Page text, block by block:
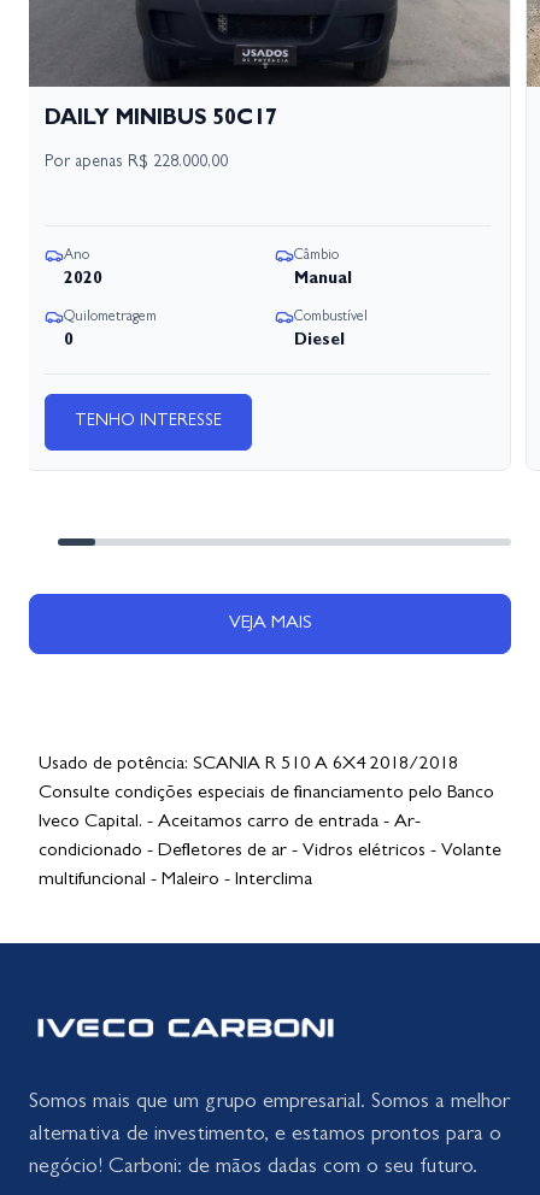
DAILY MINIBUS 50C17
Por apenas R$ 228.000,00
Ano
2020
Câmbio
Manual
Quilometragem
0
Combustível
Diesel
TENHO INTERESSE
VEJA MAIS
Usado de potência: SCANIA R 510 A 6X4 2018/2018
Consulte condições especiais de financiamento pelo Banco
Iveco Capital. - Aceitamos carro de entrada - Ar-
condicionado - Defletores de ar - Vidros elétricos - Volante
multifuncional - Maleiro - Interclima
Somos mais que um grupo empresarial. Somos a melhor
alternativa de investimento, e estamos prontos para o
negócio! Carboni: de mãos dadas com o seu futuro.